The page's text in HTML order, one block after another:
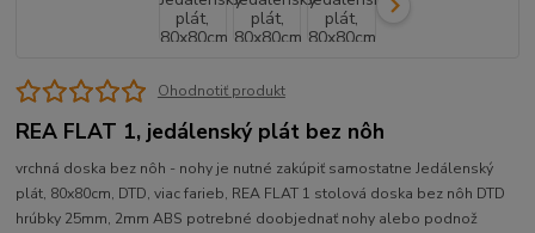
Ohodnotiť produkt
REA FLAT 1, jedálenský plát bez nôh
vrchná doska bez nôh - nohy je nutné zakúpiť samostatne Jedálenský
plát, 80x80cm, DTD, viac farieb, REA FLAT 1 stolová doska bez nôh DTD
hrúbky 25mm, 2mm ABS potrebné doobjednať nohy alebo podnož